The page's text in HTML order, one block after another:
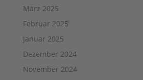
März 2025
Februar 2025
Januar 2025
Dezember 2024
November 2024